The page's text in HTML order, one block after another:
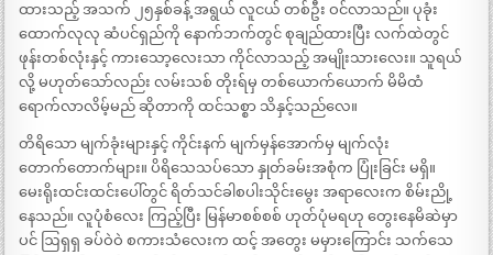
ထားသည့် အသက် ၂၅နှစ်ခန့် အရွယ် လူငယ် တစ်ဦး ဝင်လာသည်။ ပုခုံး
ထောက်လုလု ဆံပင်ရှည်ကို နောက်ဘက်တွင် စုချည်ထားပြီး လက်ထဲတွင်
ဖုန်းတစ်လုံးနှင့် ကားသော့လေးသာ ကိုင်လာသည့် အမျိုးသားလေး။ သူရယ်
လို့ မဟုတ်သော်လည်း လမ်းသစ် တိုးရ်မှ တစ်ယောက်ယောက် မိမိထံ
ရောက်လာလိမ့်မည် ဆိုတာကို ထင်သစ္စာ သိနှင့်သည်လေ။
တိရိသော မျက်ခုံးများနှင့် ကိုင်းနက် မျက်မှန်အောက်မှ မျက်လုံး
တောက်တောက်များ။ ပိရိသေသပ်သော နှုတ်ခမ်းအစုံက ပြုံးခြင်း မရှိ။
မေးရိုးထင်းထင်းပေါ်တွင် ရိတ်သင်ခါစပါးသိုင်းမွေး အရာလေးက စိမ်းညို့
နေသည်။ လူပုံစံလေး ကြည့်ပြီး မြန်မာစစ်စစ် ဟုတ်ပုံမရဟု တွေးနေမိဆဲမှာ
ပင် ဩရှရှ ခပ်ဝဲဝဲ စကားသံလေးက ထင့် အတွေး မမှားကြောင်း သက်သေ